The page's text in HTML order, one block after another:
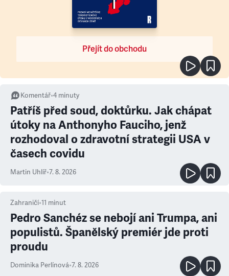
Přejít do obchodu
Komentář•4 minuty
Patříš před soud, doktůrku. Jak chápat
útoky na Anthonyho Fauciho, jenž
rozhodoval o zdravotní strategii USA v
časech covidu
Martin Uhlíř•7. 8. 2026
Zahraničí•11 minut
Pedro Sanchéz se nebojí ani Trumpa, ani
populistů. Španělský premiér jde proti
proudu
Dominika Perlínová•7. 8. 2026